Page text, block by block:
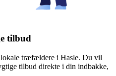
tilbud
træfældere i Hasle. Du vil
tilbud direkte i din indbakke,